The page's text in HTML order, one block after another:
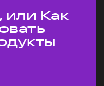
или Как